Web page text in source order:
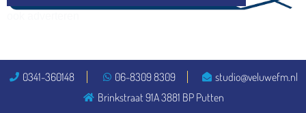
0341-360148 06-8309 8309
studio@veluwefm.nl
Brinkstraat 91A 3881 BP Putten